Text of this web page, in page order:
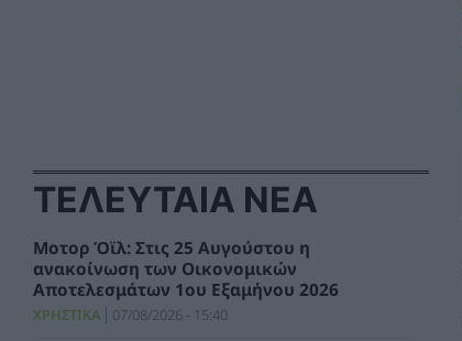
ΤΕΛΕΥΤΑΙΑ ΝΕΑ
Μοτορ Όϊλ: Στις 25 Αυγούστου η
ανακοίνωση των Οικονομικών
Αποτελεσμάτων 1ου Εξαμήνου 2026
ΧΡΗΣΤΙΚΑ 07/08/2026 - 15:40